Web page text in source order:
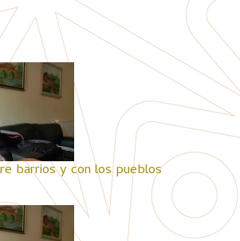
barrios y con los pueblos